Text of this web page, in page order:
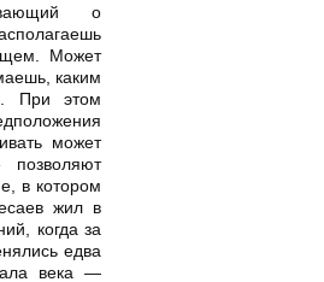
о
Может
каким
При этом
может
позволяют
в котором
жил в
когда за
едва
века —